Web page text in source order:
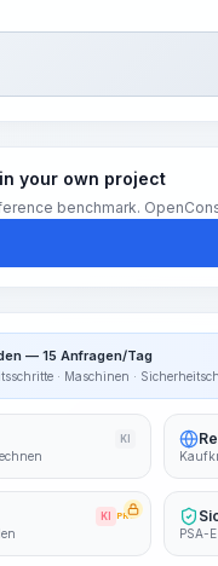
your own project
benchmark.
— 15 Anfragen/Tag
· Maschinen ·
KI
KI PRO
PSA-